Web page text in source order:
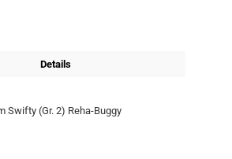
Details